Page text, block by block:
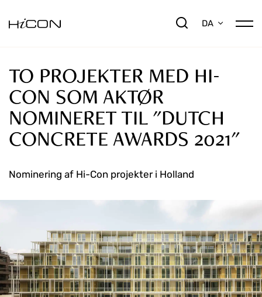
DA
TO PROJEKTER MED HI-
CON SOM AKTØR
NOMINERET TIL "DUTCH
CONCRETE AWARDS 2021"
Nominering af Hi-Con projekter i Holland